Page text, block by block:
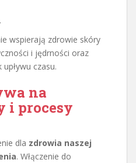
.
wspierają zdrowie skóry
i jędrności oraz
czasu.
na
i procesy
dla zdrowia naszej
. Włączenie do